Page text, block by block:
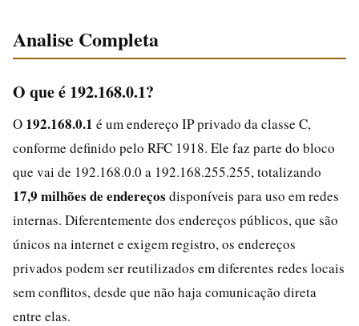
Analise Completa
O que é 192.168.0.1?
O 192.168.0.1 é um endereço IP privado da classe C,
conforme definido pelo RFC 1918. Ele faz parte do bloco
que vai de 192.168.0.0 a 192.168.255.255, totalizando
17,9 milhões de endereços disponíveis para uso em redes
internas. Diferentemente dos endereços públicos, que são
únicos na internet e exigem registro, os endereços
privados podem ser reutilizados em diferentes redes locais
sem conflitos, desde que não haja comunicação direta
entre elas.